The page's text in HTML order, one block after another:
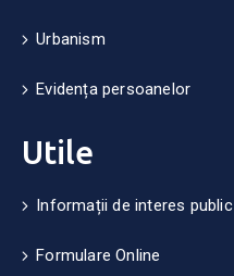
Urbanism
Evidența persoanelor
Utile
Informații de interes public
Formulare Online